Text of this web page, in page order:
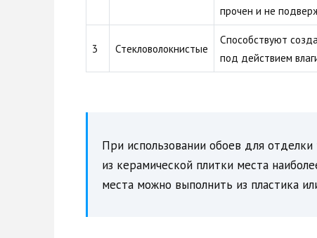
прочен и не
3 Стекловолокнистые
Способствуют
под действием
При использовании обоев для
из керамической плитки места
места можно выполнить из пластика